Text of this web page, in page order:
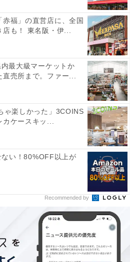
るように、足底部分がフリース
まさに冬仕様なので、足を入れ
。また温かみのある素材感や色
赤福」の直営店に、全国
も！ 東名阪・伊...
最大級マーケットか
売所まで。ファー...
ゃ楽しかった」3COINS
ケースキッ...
い！80%OFF以上が
Recommended by